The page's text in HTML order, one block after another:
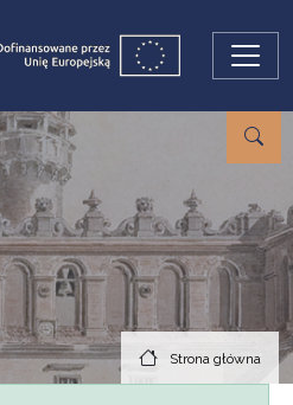
Strona główna